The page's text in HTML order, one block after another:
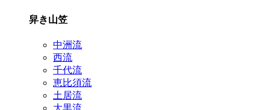
舁き山笠
中洲流
西流
千代流
恵比須流
土居流